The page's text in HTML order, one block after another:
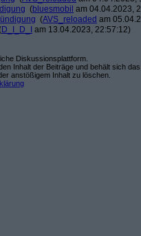
(bluesmobil am 04.04.2023,
(AVS_reloaded am
D_I_D_I am 13.04.2023, 22:57:12)
Diskussionsplattform.
Inhalt der Beiträge und behält sich das
anstößigem Inhalt zu löschen.